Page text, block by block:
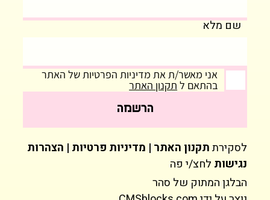
שם מלא
אני מאשר/ת את מדיניות הפרטיות של האתר
בהתאם ל תקנון האתר
הרשמה
לסקירתתקנון האתר | מדיניות פרטיות | הצהרות
נגישות לחצ/י פה
הבלגן המתוק של סהר